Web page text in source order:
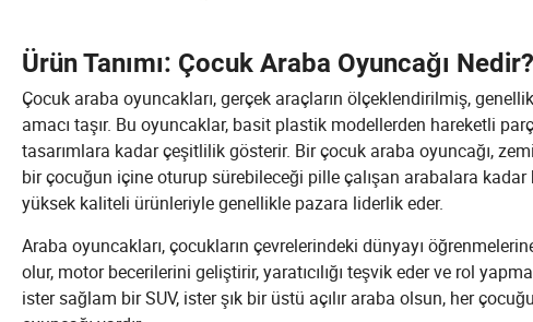
Ürün Tanımı: Çocuk Araba Oyuncağı Nedir?
Çocuk araba oyuncakları, gerçek araçların ölçeklendirilmiş,
amacı taşır. Bu oyuncaklar, basit plastik modellerden hareketli
tasarımlara kadar çeşitlilik gösterir. Bir çocuk araba oyuncağı,
bir çocuğun içine oturup sürebileceği pille çalışan arabalara kadar
yüksek kaliteli ürünleriyle genellikle pazara liderlik eder.
Araba oyuncakları, çocukların çevrelerindeki dünyayı
olur, motor becerilerini geliştirir, yaratıcılığı teşvik eder ve rol
ister sağlam bir SUV, ister şık bir üstü açılır araba olsun, her